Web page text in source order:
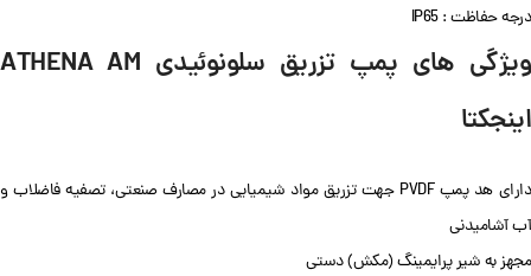
درجه حفاظت : IP65
ویژگی های پمپ تزریق سلونوئیدی ATHENA AM
اینجکتا
دارای هد پمپ PVDF جهت تزریق مواد شیمیایی در مصارف صنعتی، تصفیه فاضلاب و
آب آشامیدنی
مجهز به شیر پرایمینگ (مکش) دستی